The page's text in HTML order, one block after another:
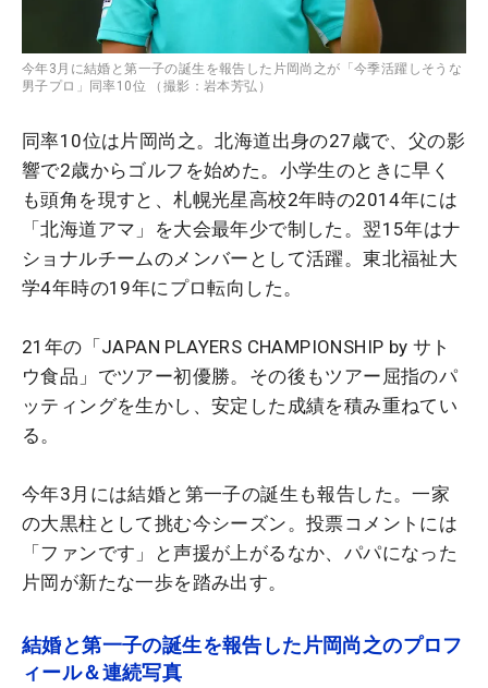
今年3月に結婚と第一子の誕生を報告した片岡尚之が「今季活躍しそうな
男子プロ」同率10位 （撮影：岩本芳弘）
同率10位は片岡尚之。北海道出身の27歳で、父の影
響で2歳からゴルフを始めた。小学生のときに早く
も頭角を現すと、札幌光星高校2年時の2014年には
「北海道アマ」を大会最年少で制した。翌15年はナ
ショナルチームのメンバーとして活躍。東北福祉大
学4年時の19年にプロ転向した。
21年の「JAPAN PLAYERS CHAMPIONSHIP by サト
ウ食品」でツアー初優勝。その後もツアー屈指のパ
ッティングを生かし、安定した成績を積み重ねてい
る。
今年3月には結婚と第一子の誕生も報告した。一家
の大黒柱として挑む今シーズン。投票コメントには
「ファンです」と声援が上がるなか、パパになった
片岡が新たな一歩を踏み出す。
結婚と第一子の誕生を報告した片岡尚之のプロフ
ィール＆連続写真